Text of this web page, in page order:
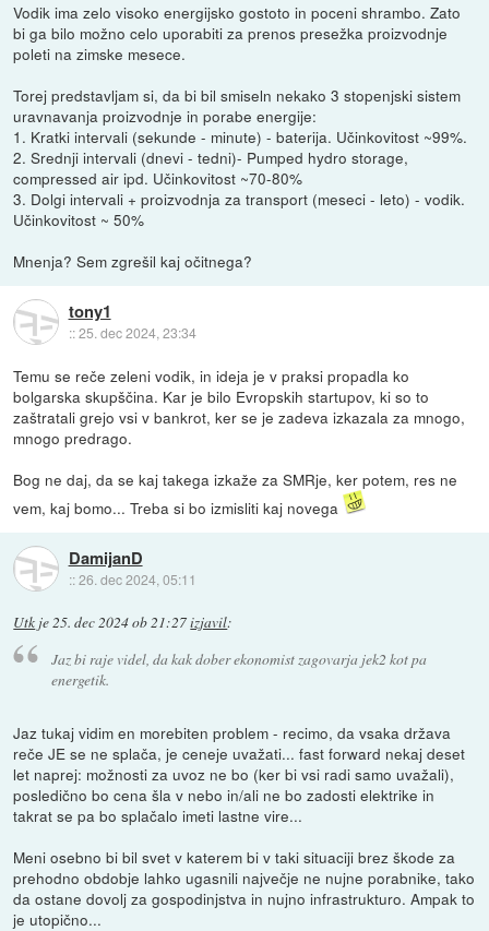
Vodik ima zelo visoko energijsko gostoto in poceni shrambo. Zato
bi ga bilo možno celo uporabiti za prenos presežka proizvodnje
poleti na zimske mesece.
Torej predstavljam si, da bi bil smiseln nekako 3 stopenjski sistem
uravnavanja proizvodnje in porabe energije:
1. Kratki intervali (sekunde - minute) - baterija. Učinkovitost ~99%.
2. Srednji intervali (dnevi - tedni)- Pumped hydro storage,
compressed air ipd. Učinkovitost ~70-80%
3. Dolgi intervali + proizvodnja za transport (meseci - leto) - vodik.
Učinkovitost ~ 50%
Mnenja? Sem zgrešil kaj očitnega?
tony1
::25. dec 2024, 23:34
Temu se reče zeleni vodik, in ideja je v praksi propadla ko
bolgarska skupščina. Kar je bilo Evropskih startupov, ki so to
zaštratali grejo vsi v bankrot, ker se je zadeva izkazala za mnogo,
mnogo predrago.
Bog ne daj, da se kaj takega izkaže za SMRje, ker potem, res ne
vem, kaj bomo... Treba si bo izmisliti kaj novega
DamijanD
::26. dec 2024, 05:11
Utk je25. dec 2024 ob 21:27izjavil:
Jaz bi raje videl, da kak dober ekonomist zagovarja jek2 kot pa
energetik.
Jaz tukaj vidim en morebiten problem - recimo, da vsaka država
reče JE se ne splača, je ceneje uvažati... fast forward nekaj deset
let naprej: možnosti za uvoz ne bo (ker bi vsi radi samo uvažali),
posledično bo cena šla v nebo in/ali ne bo zadosti elektrike in
takrat se pa bo splačalo imeti lastne vire...
Meni osebno bi bil svet v katerem bi v taki situaciji brez škode za
prehodno obdobje lahko ugasnili največje ne nujne porabnike, tako
da ostane dovolj za gospodinjstva in nujno infrastrukturo. Ampak to
je utopično...